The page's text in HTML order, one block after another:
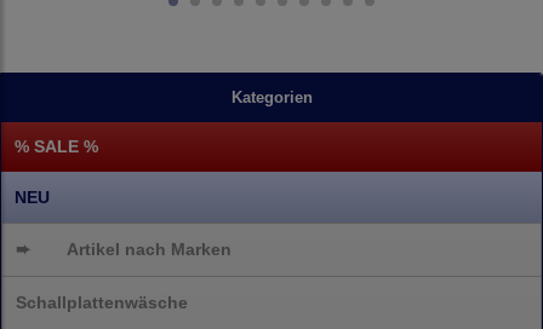
Kategorien
% SALE %
NEU
➨ Artikel nach Marken
Schallplattenwäsche